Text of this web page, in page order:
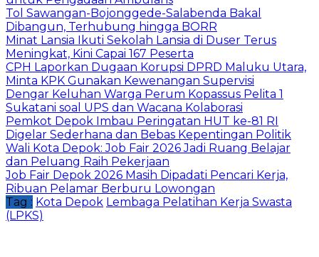
Tol Sawangan-Bojonggede-Salabenda Bakal
Dibangun, Terhubung hingga BORR
Minat Lansia Ikuti Sekolah Lansia di Duser Terus
Meningkat, Kini Capai 167 Peserta
CPH Laporkan Dugaan Korupsi DPRD Maluku Utara,
Minta KPK Gunakan Kewenangan Supervisi
Dengar Keluhan Warga Perum Kopassus Pelita 1
Sukatani soal UPS dan Wacana Kolaborasi
Pemkot Depok Imbau Peringatan HUT ke-81 RI
Digelar Sederhana dan Bebas Kepentingan Politik
Wali Kota Depok: Job Fair 2026 Jadi Ruang Belajar
dan Peluang Raih Pekerjaan
Job Fair Depok 2026 Masih Dipadati Pencari Kerja,
Ribuan Pelamar Berburu Lowongan
Tag : Kota Depok Lembaga Pelatihan Kerja Swasta
(LPKS)